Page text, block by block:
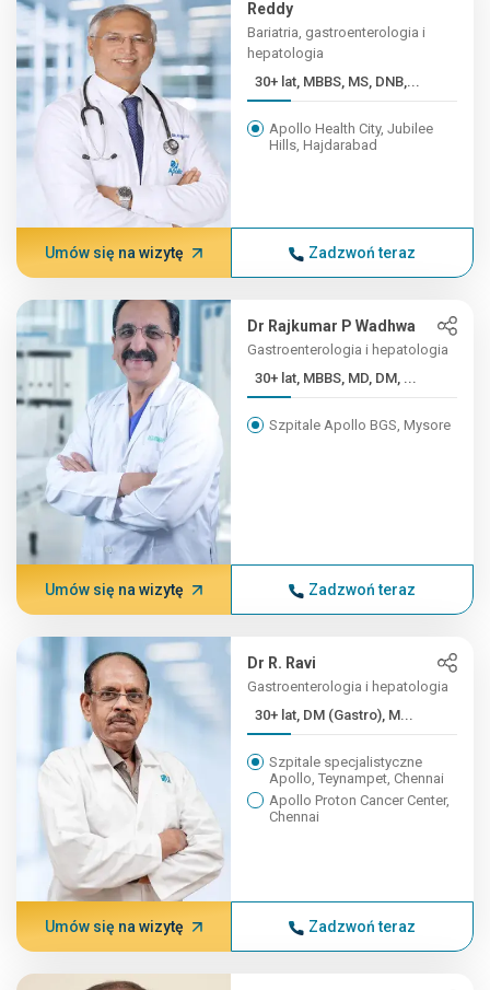
Reddy
Bariatria, gastroenterologia i
hepatologia
30+ lat, MBBS, MS, DNB,...
Apollo Health City, Jubilee
Hills, Hajdarabad
Umów się na wizytę Zadzwoń teraz
Dr Rajkumar P Wadhwa
Gastroenterologia i hepatologia
30+ lat, MBBS, MD, DM, ...
Szpitale Apollo BGS, Mysore
Umów się na wizytę Zadzwoń teraz
Dr R. Ravi
Gastroenterologia i hepatologia
30+ lat, DM (Gastro), M...
Szpitale specjalistyczne
Apollo, Teynampet, Chennai
Apollo Proton Cancer Center,
Chennai
Umów się na wizytę Zadzwoń teraz